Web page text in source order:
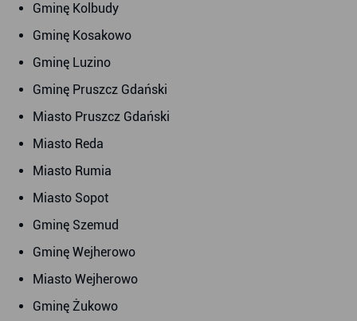
Gminę Kolbudy
Gminę Kosakowo
Gminę Luzino
Gminę Pruszcz Gdański
Miasto Pruszcz Gdański
Miasto Reda
Miasto Rumia
Miasto Sopot
Gminę Szemud
Gminę Wejherowo
Miasto Wejherowo
Gminę Żukowo